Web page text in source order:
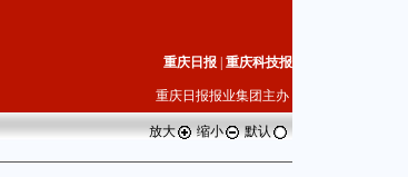
重庆日报 重庆科技报
重庆日报报业集团主办
放大 缩小 默认